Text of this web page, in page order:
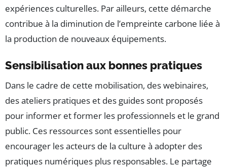
expériences culturelles. Par ailleurs, cette démarche
contribue à la diminution de l’empreinte carbone liée à
la production de nouveaux équipements.
Sensibilisation aux bonnes pratiques
Dans le cadre de cette mobilisation, des webinaires,
des ateliers pratiques et des guides sont proposés
pour informer et former les professionnels et le grand
public. Ces ressources sont essentielles pour
encourager les acteurs de la culture à adopter des
pratiques numériques plus responsables. Le partage